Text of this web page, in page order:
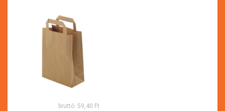
bruttó: 59,40 Ft